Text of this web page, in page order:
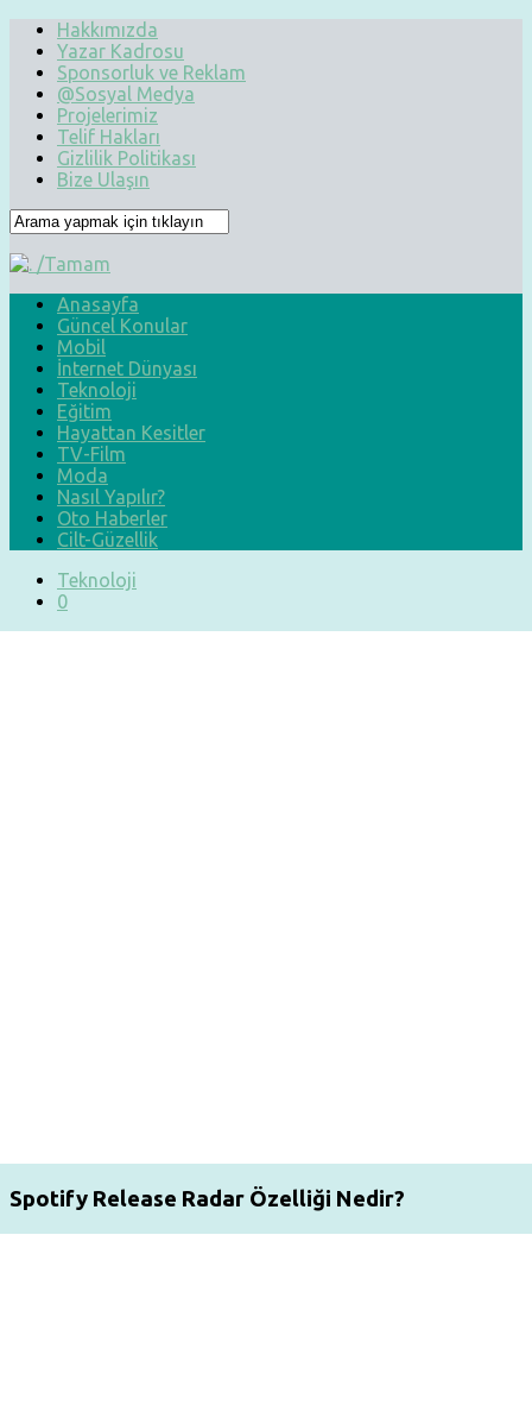
Hakkımızda
Yazar Kadrosu
Sponsorluk ve Reklam
@Sosyal Medya
Projelerimiz
Telif Hakları
Gizlilik Politikası
Bize Ulaşın
Anasayfa
Güncel Konular
Mobil
İnternet Dünyası
Teknoloji
Eğitim
Hayattan Kesitler
TV-Film
Moda
Nasıl Yapılır?
Oto Haberler
Cilt-Güzellik
Teknoloji
0
Spotify Release Radar Özelliği Nedir?